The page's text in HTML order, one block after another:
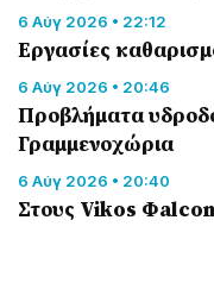
6 Αύγ 2026 • 22:12
Εργασίες
6 Αύγ 2026 • 20:46
Προβλήματα
Γραμμενοχώρια
6 Αύγ 2026 • 20:40
Στους Vikos